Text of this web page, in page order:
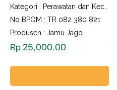
Kategori : Perawatan dan Kecantikan
No BPOM : TR 082 380 821
Produsen : Jamu Jago
Rp 25,000.00